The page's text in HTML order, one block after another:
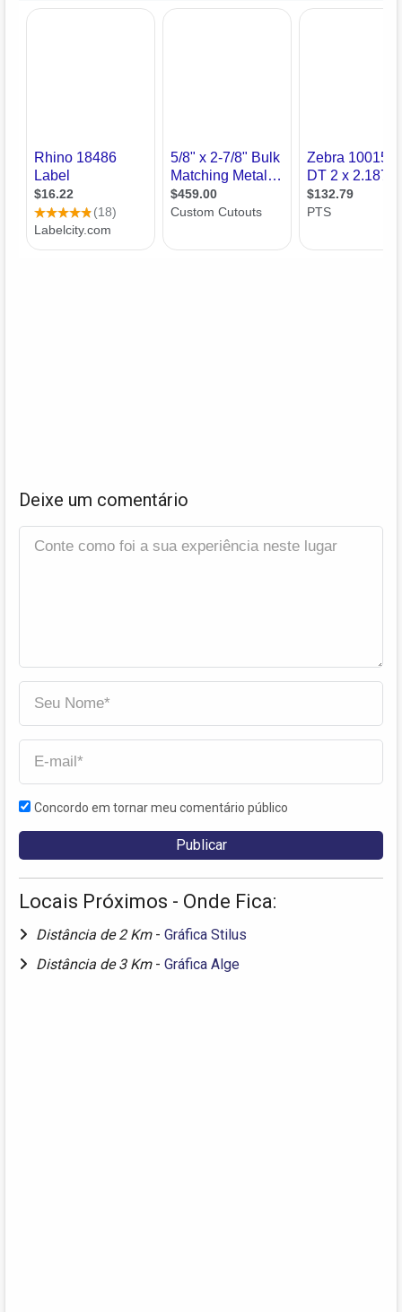
Deixe um comentário
Concordo em tornar meu comentário público
Locais Próximos - Onde Fica:
Distância de 2 Km - Gráfica Stilus
Distância de 3 Km - Gráfica Alge